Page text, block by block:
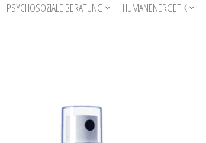
PSYCHOSOZIALE BERATUNG HUMANENERGETIK